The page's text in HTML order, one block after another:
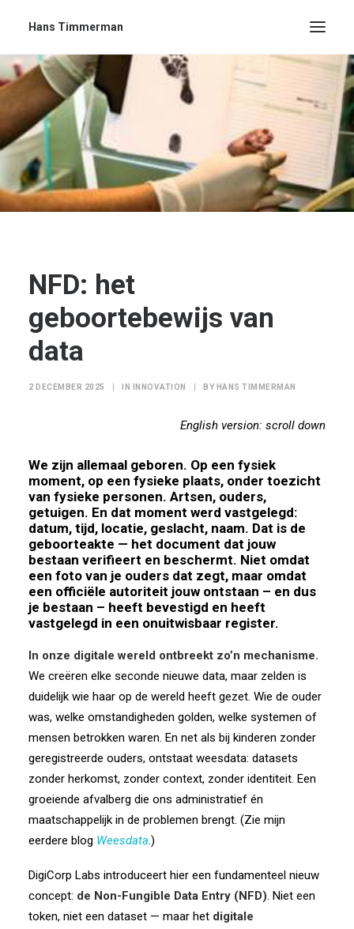
Hans Timmerman
NFD: het
geboortebewijs van
data
2 DECEMBER 2025 IN INNOVATION BY HANS TIMMERMAN
English version: scroll down
We zijn allemaal geboren. Op een fysiek
moment, op een fysieke plaats, onder toezicht
van fysieke personen. Artsen, ouders,
getuigen. En dat moment werd vastgelegd:
datum, tijd, locatie, geslacht, naam. Dat is de
geboorteakte — het document dat jouw
bestaan verifieert en beschermt. Niet omdat
een foto van je ouders dat zegt, maar omdat
een officiële autoriteit jouw ontstaan – en dus
je bestaan – heeft bevestigd en heeft
vastgelegd in een onuitwisbaar register.
In onze digitale wereld ontbreekt zo’n mechanisme.
We creëren elke seconde nieuwe data, maar zelden is
duidelijk wie haar op de wereld heeft gezet. Wie de ouder
was, welke omstandigheden golden, welke systemen of
mensen betrokken waren. En net als bij kinderen zonder
geregistreerde ouders, ontstaat weesdata: datasets
zonder herkomst, zonder context, zonder identiteit. Een
groeiende afvalberg die ons administratief én
maatschappelijk in de problemen brengt. (Zie mijn
eerdere blog Weesdata.)
DigiCorp Labs introduceert hier een fundamenteel nieuw
concept: de Non-Fungible Data Entry (NFD). Niet een
token, niet een dataset — maar het digitale